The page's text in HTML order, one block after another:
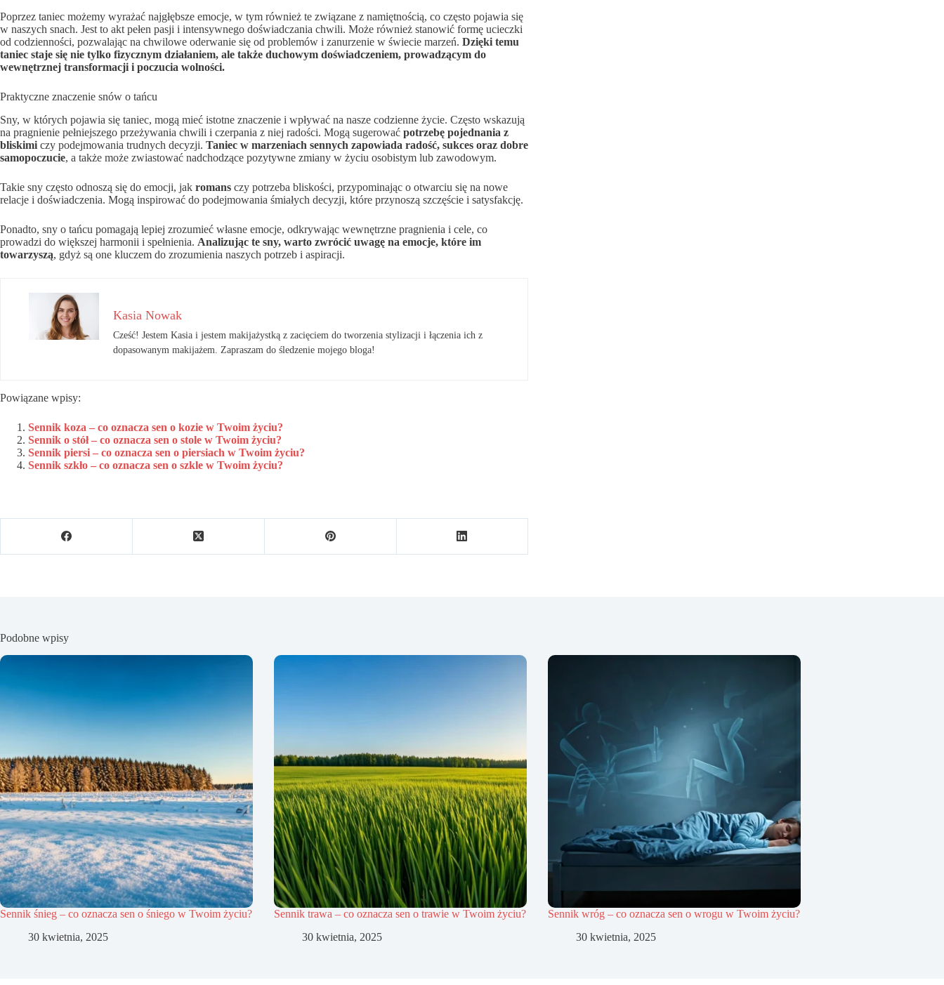
Poprzez taniec możemy wyrażać najgłębsze emocje, w tym również te związane z namiętnością, co często pojawia się
w naszych snach. Jest to akt pełen pasji i intensywnego doświadczania chwili. Może również stanowić formę ucieczki
od codzienności, pozwalając na chwilowe oderwanie się od problemów i zanurzenie w świecie marzeń. Dzięki temu
taniec staje się nie tylko fizycznym działaniem, ale także duchowym doświadczeniem, prowadzącym do
wewnętrznej transformacji i poczucia wolności.
Praktyczne znaczenie snów o tańcu
Sny, w których pojawia się taniec, mogą mieć istotne znaczenie i wpływać na nasze codzienne życie. Często wskazują
na pragnienie pełniejszego przeżywania chwili i czerpania z niej radości. Mogą sugerować potrzebę pojednania z
bliskimi czy podejmowania trudnych decyzji. Taniec w marzeniach sennych zapowiada radość, sukces oraz dobre
samopoczucie, a także może zwiastować nadchodzące pozytywne zmiany w życiu osobistym lub zawodowym.
Takie sny często odnoszą się do emocji, jak romans czy potrzeba bliskości, przypominając o otwarciu się na nowe
relacje i doświadczenia. Mogą inspirować do podejmowania śmiałych decyzji, które przynoszą szczęście i satysfakcję.
Ponadto, sny o tańcu pomagają lepiej zrozumieć własne emocje, odkrywając wewnętrzne pragnienia i cele, co
prowadzi do większej harmonii i spełnienia. Analizując te sny, warto zwrócić uwagę na emocje, które im
towarzyszą, gdyż są one kluczem do zrozumienia naszych potrzeb i aspiracji.
Kasia Nowak
Cześć! Jestem Kasia i jestem makijażystką z zacięciem do tworzenia stylizacji i łączenia ich z
dopasowanym makijażem. Zapraszam do śledzenie mojego bloga!
Powiązane wpisy:
Sennik koza – co oznacza sen o kozie w Twoim życiu?
Sennik o stół – co oznacza sen o stole w Twoim życiu?
Sennik piersi – co oznacza sen o piersiach w Twoim życiu?
Sennik szkło – co oznacza sen o szkle w Twoim życiu?
Podobne wpisy
Sennik śnieg – co oznacza sen o śniego w Twoim życiu?
30 kwietnia, 2025
Sennik trawa – co oznacza sen o trawie w Twoim życiu?
30 kwietnia, 2025
Sennik wróg – co oznacza sen o wrogu w Twoim życiu?
30 kwietnia, 2025